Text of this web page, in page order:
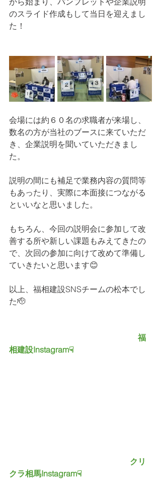
のスライド作成もして当日を迎えまし
た！
会場には約６０名の求職者が来場し、
数名の方が当社のブースに来ていただ
き、企業説明を聞いていただきまし
た。
説明の間にも補足で業務内容の質問等
もあったり、実際に本面接につながる
といいなと思いました。
もちろん、今回の説明会に参加して改
善する所や新しい課題もみえてきたの
で、次回の参加に向けて改めて準備し
ていきたいと思います😊
以上、福相建設SNSチームの松本でし
た🫡
福
相建設Instagram☟
クリ
クラ相馬Instagram☟